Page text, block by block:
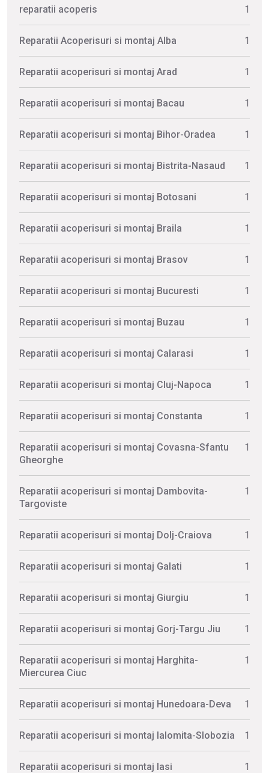
reparatii acoperis 1
Reparatii Acoperisuri si montaj Alba 1
Reparatii acoperisuri si montaj Arad 1
Reparatii acoperisuri si montaj Bacau 1
Reparatii acoperisuri si montaj Bihor-Oradea 1
Reparatii acoperisuri si montaj Bistrita-Nasaud 1
Reparatii acoperisuri si montaj Botosani 1
Reparatii acoperisuri si montaj Braila 1
Reparatii acoperisuri si montaj Brasov 1
Reparatii acoperisuri si montaj Bucuresti 1
Reparatii acoperisuri si montaj Buzau 1
Reparatii acoperisuri si montaj Calarasi 1
Reparatii acoperisuri si montaj Cluj-Napoca 1
Reparatii acoperisuri si montaj Constanta 1
Reparatii acoperisuri si montaj Covasna-Sfantu
Gheorghe
1
Reparatii acoperisuri si montaj Dambovita-
Targoviste
1
Reparatii acoperisuri si montaj Dolj-Craiova 1
Reparatii acoperisuri si montaj Galati 1
Reparatii acoperisuri si montaj Giurgiu 1
Reparatii acoperisuri si montaj Gorj-Targu Jiu 1
Reparatii acoperisuri si montaj Harghita-
Miercurea Ciuc
1
Reparatii acoperisuri si montaj Hunedoara-Deva 1
Reparatii acoperisuri si montaj Ialomita-Slobozia 1
Reparatii acoperisuri si montaj Iasi 1